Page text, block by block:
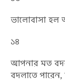
ভালোবাসা হল
১৪
আপনার মত
বদলাতে